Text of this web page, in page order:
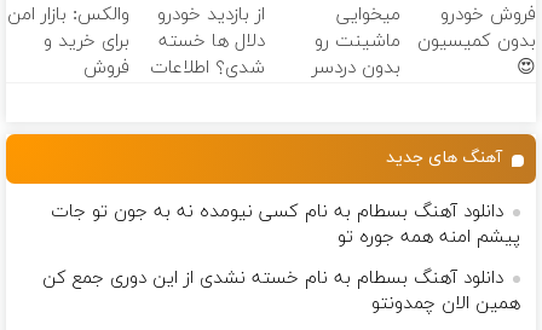
یک تماس
بفروش*فقط
خریدار واقعی*
فروش خودرو
بدون کمیسیون
😍
میخوایی
ماشینت رو
بدون دردسر
از بازدید خودرو
دلال ها خسته
شدی؟ اطلاعات
والکس: بازار امن
برای خرید و
فروش
آهنگ های جدید
دانلود آهنگ بسطام به نام کسی نیومده نه به جون تو جات
پیشم امنه همه جوره تو
دانلود آهنگ بسطام به نام خسته نشدی از این دوری جمع کن
همین الان چمدونتو